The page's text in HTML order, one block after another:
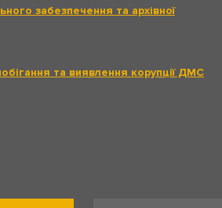
забезпечення та архівної
та виявлення корупції ДМС